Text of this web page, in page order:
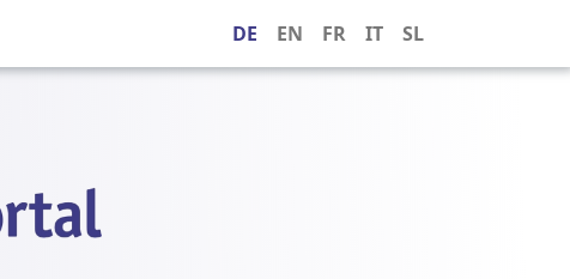
DE EN FR IT SL